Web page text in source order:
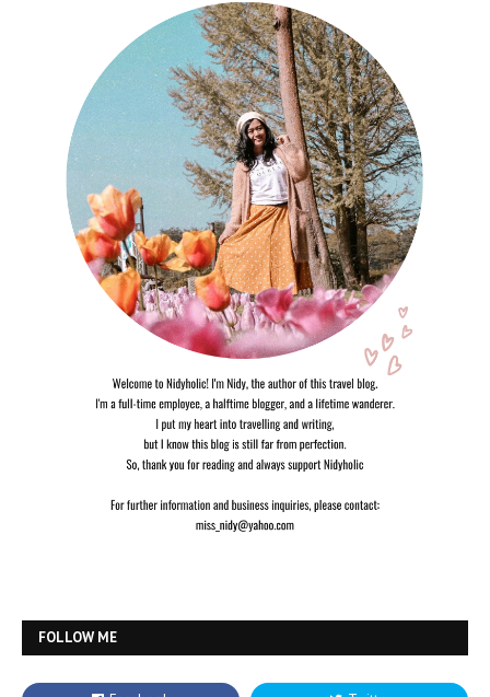
FOLLOW ME